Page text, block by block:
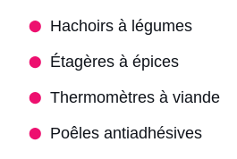
Hachoirs à légumes
Étagères à épices
Thermomètres à viande
Poêles antiadhésives